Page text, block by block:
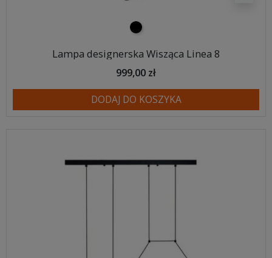
czarny
Lampa designerska Wisząca Linea 8
999,00 zł
DODAJ DO KOSZYKA